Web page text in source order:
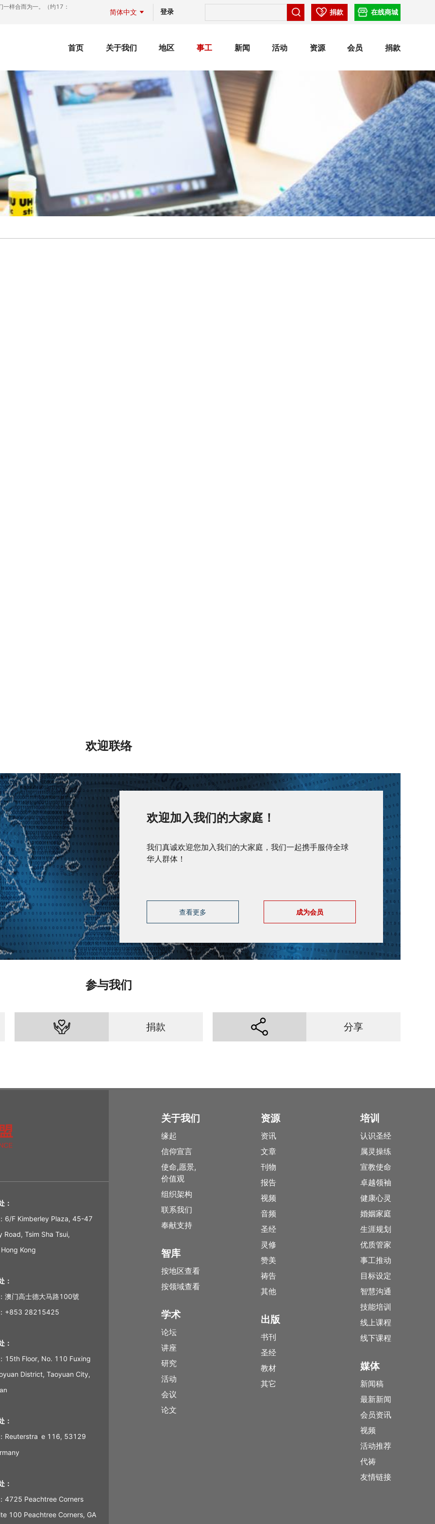
样合而为一。（约17：
简体中文 登录 捐款 在线商城
首页 关于我们 地区 事工 新闻 活动 资源 会员 捐款
欢迎联络
欢迎加入我们的大家庭！
我们真诚欢迎您加入我们的大家庭，我们一起携手服侍全球
华人群体！
查看更多 成为会员
参与我们
捐款 分享
：
6/F Kimberley Plaza, 45-47
Road, Tsim Sha Tsui,
Kong
：
澳门高士德大马路100號
+853 28215425
：
15th Floor, No. 110 Fuxing
District, Taoyuan City,
：
Reuterstra e 116, 53129
：
4725 Peachtree Corners
100 Peachtree Corners, GA
关于我们
缘起
信仰宣言
使命,愿景,
价值观
组织架构
联系我们
奉献支持
智库
按地区查看
按领域查看
学术
论坛
讲座
研究
活动
会议
论文
资源
资讯
文章
刊物
报告
视频
音频
圣经
灵修
赞美
祷告
其他
出版
书刊
圣经
教材
其它
培训
认识圣经
属灵操练
宣教使命
卓越领袖
健康心灵
婚姻家庭
生涯规划
优质管家
事工推动
目标设定
智慧沟通
技能培训
线上课程
线下课程
媒体
新闻稿
最新新闻
会员资讯
视频
活动推荐
代祷
友情链接